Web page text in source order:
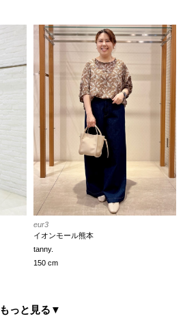
eur3
イオンモール熊本
tanny.
150 cm
もっと見る ▼